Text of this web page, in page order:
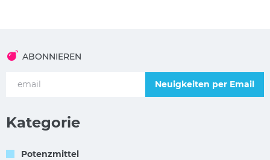
ABONNIEREN
Neuigkeiten per Email
Kategorie
Potenzmittel